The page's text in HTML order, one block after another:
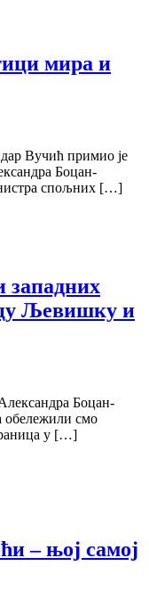
мира и
Вучић примио је
Боцан-
спољних […]
западних
Љевишку и
Боцан-
обележили смо
у […]
– њој самој